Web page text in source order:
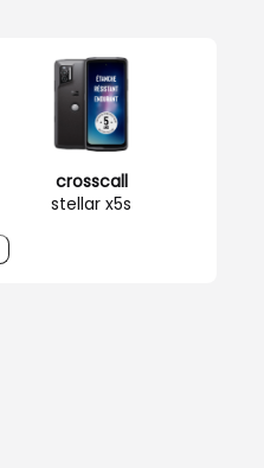
crosscall
stellar x5s